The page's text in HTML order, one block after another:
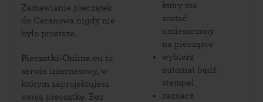
Zamawianie pieczątek
do Ceranowa nigdy nie
było prostsze.
Pieczatki-Online.eu
serwis internetowy, w
którym zaprojektujesz
swoją pieczątkę. Bez
który ma
zostać
umieszczony
na pieczątce
wybierz
automat bądź
stempel
zaznacz